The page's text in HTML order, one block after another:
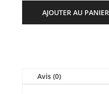
AJOUTER AU PANIER
Avis (0)